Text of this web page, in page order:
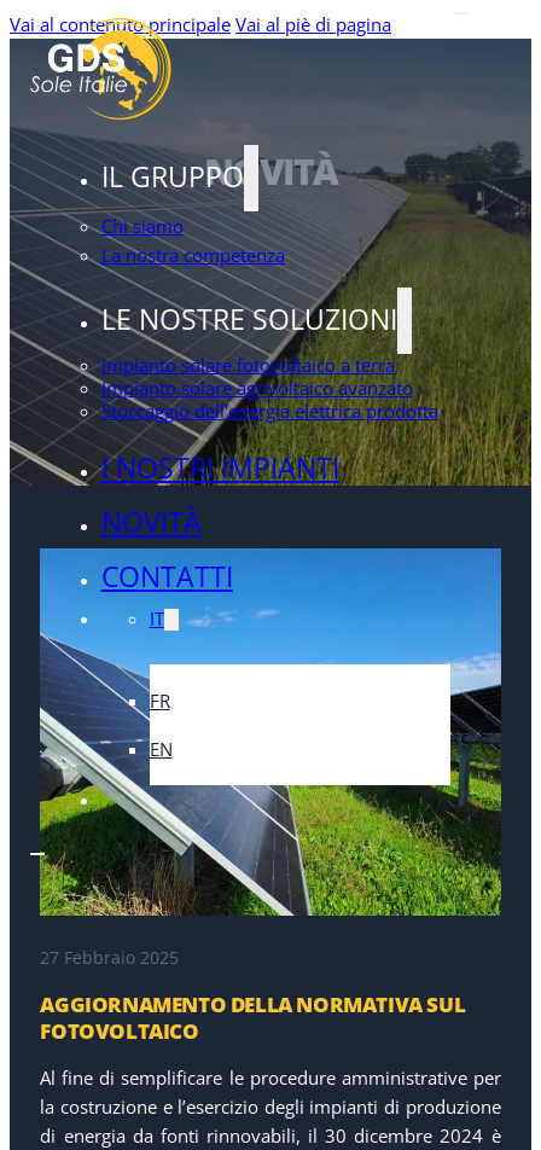
Vai al contenuto principale Vai al piè di pagina
IL GRUPPO
Chi siamo
La nostra competenza
LE NOSTRE SOLUZIONI
Impianto solare fotovoltaico a terra
Impianto solare agrivoltaico avanzato
Stoccaggio dell'energia elettrica prodotta
I NOSTRI IMPIANTI
NOVITÀ
CONTATTI
IT
FR
EN
NOVITÀ
27 Febbraio 2025
AGGIORNAMENTO DELLA NORMATIVA SUL
FOTOVOLTAICO
Al fine di semplificare le procedure amministrative per
la costruzione e l’esercizio degli impianti di produzione
di energia da fonti rinnovabili, il 30 dicembre 2024 è